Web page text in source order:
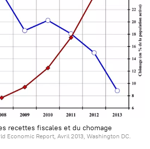
recettes fiscales et du chomage
Economic Report, Avril 2013, Washington DC.